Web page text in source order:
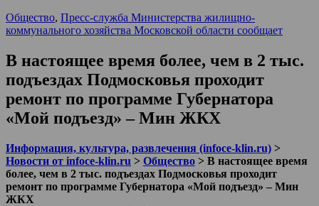
Общество, Пресс-служба Министерства жилищно-
коммунального хозяйства Московской области сообщает
В настоящее время более, чем в 2 тыс.
подъездах Подмосковья проходит
ремонт по программе Губернатора
«Мой подъезд» – Мин ЖКХ
Информация, культура, развлечения (infoce-klin.ru) >
Новости от infoce-klin.ru > Общество > В настоящее время
более, чем в 2 тыс. подъездах Подмосковья проходит
ремонт по программе Губернатора «Мой подъезд» – Мин
ЖКХ